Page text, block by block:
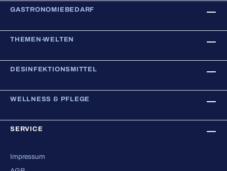
GASTRONOMIEBEDARF
THEMEN-WELTEN
DESINFEKTIONSMITTEL
WELLNESS & PFLEGE
SERVICE
Impressum